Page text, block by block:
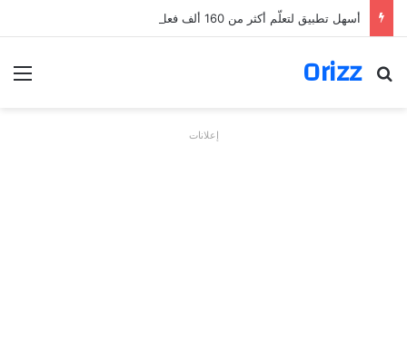
أسهل تطبيق لتعلّم أكثر من 160 ألف فعل بالألمانية
Orizz
بحث عن
إعلانات